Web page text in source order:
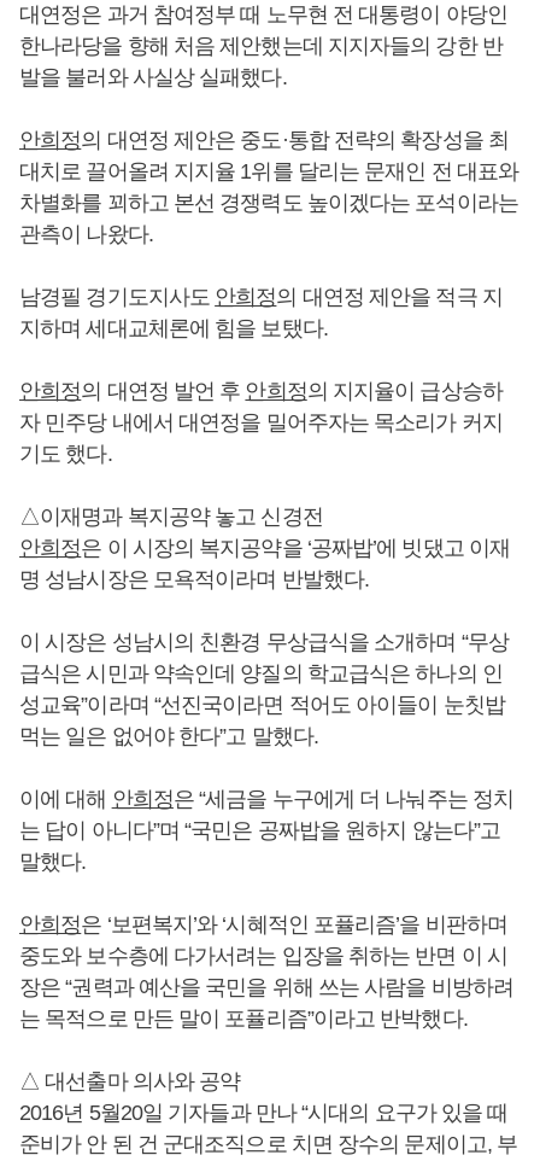
대연정은 과거 참여정부 때 노무현 전 대통령이 야당인
한나라당을 향해 처음 제안했는데 지지자들의 강한 반
발을 불러와 사실상 실패했다.
안희정의 대연정 제안은 중도·통합 전략의 확장성을 최
대치로 끌어올려 지지율 1위를 달리는 문재인 전 대표와
차별화를 꾀하고 본선 경쟁력도 높이겠다는 포석이라는
관측이 나왔다.
남경필 경기도지사도 안희정의 대연정 제안을 적극 지
지하며 세대교체론에 힘을 보탰다.
안희정의 대연정 발언 후 안희정의 지지율이 급상승하
자 민주당 내에서 대연정을 밀어주자는 목소리가 커지
기도 했다.
△이재명과 복지공약 놓고 신경전
안희정은 이 시장의 복지공약을 ‘공짜밥’에 빗댔고 이재
명 성남시장은 모욕적이라며 반발했다.
이 시장은 성남시의 친환경 무상급식을 소개하며 “무상
급식은 시민과 약속인데 양질의 학교급식은 하나의 인
성교육”이라며 “선진국이라면 적어도 아이들이 눈칫밥
먹는 일은 없어야 한다”고 말했다.
이에 대해 안희정은 “세금을 누구에게 더 나눠주는 정치
는 답이 아니다”며 “국민은 공짜밥을 원하지 않는다”고
말했다.
안희정은 ‘보편복지’와 ‘시혜적인 포퓰리즘’을 비판하며
중도와 보수층에 다가서려는 입장을 취하는 반면 이 시
장은 “권력과 예산을 국민을 위해 쓰는 사람을 비방하려
는 목적으로 만든 말이 포퓰리즘”이라고 반박했다.
△ 대선출마 의사와 공약
2016년 5월20일 기자들과 만나 “시대의 요구가 있을 때
준비가 안 된 건 군대조직으로 치면 장수의 문제이고, 부